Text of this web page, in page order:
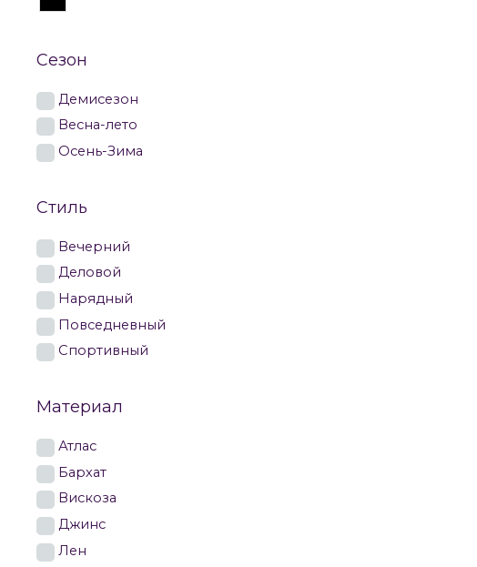
Сезон
Демисезон
Весна-лето
Осень-Зима
Стиль
Вечерний
Деловой
Нарядный
Повседневный
Спортивный
Материал
Атлас
Бархат
Вискоза
Джинс
Лен